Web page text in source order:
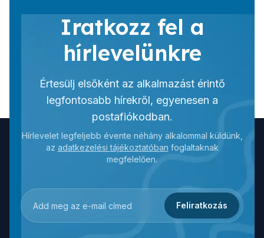
Iratkozz fel a
hírlevelünkre
Értesülj elsőként az alkalmazást érintő
legfontosabb hírekről, egyenesen a
postafiókodban.
Hírlevelet legfeljebb évente néhány alkalommal küldünk,
az adatkezelési tájékoztatóban foglaltaknak
megfelelően.
Feliratkozás